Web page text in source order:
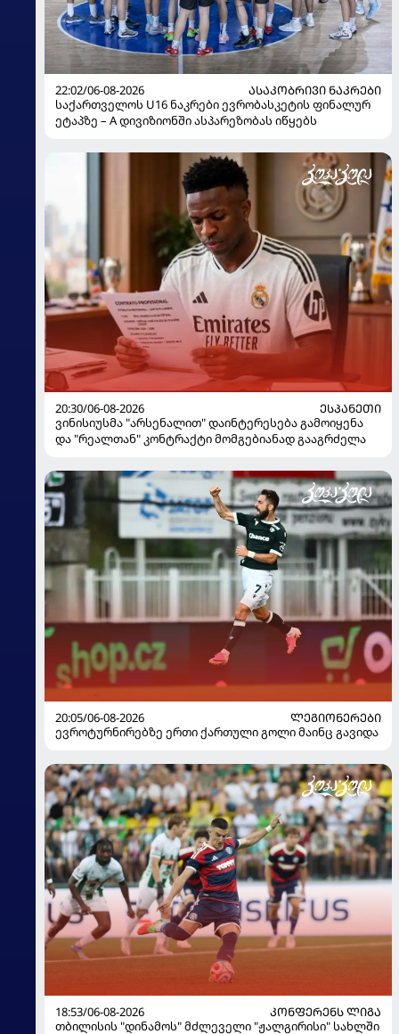
22:02/06-08-2026
ᲐᲡᲐᲙᲝᲑᲠᲘᲕᲘ ᲜᲐᲙᲠᲔᲑᲘ
საქართველოს U16 ნაკრები ევრობასკეტის ფინალურ
ეტაპზე – A დივიზიონში ასპარეზობას იწყებს
20:30/06-08-2026
ᲔᲡᲞᲐᲜᲔᲗᲘ
ვინისიუსმა "არსენალით" დაინტერესება გამოიყენა
და "რეალთან" კონტრაქტი მომგებიანად გააგრძელა
20:05/06-08-2026
ᲚᲔᲒᲘᲝᲜᲔᲠᲔᲑᲘ
ევროტურნირებზე ერთი ქართული გოლი მაინც გავიდა
18:53/06-08-2026
ᲙᲝᲜᲤᲔᲠᲔᲜᲡ ᲚᲘᲒᲐ
თბილისის "დინამოს" მძლეველი "ჟალგირისი" სახლში